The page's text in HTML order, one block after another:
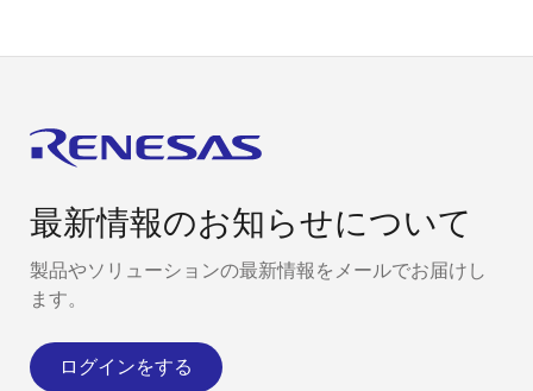
最新情報のお知らせについて
製品やソリューションの最新情報をメールでお届けし
ます。
ログインをする